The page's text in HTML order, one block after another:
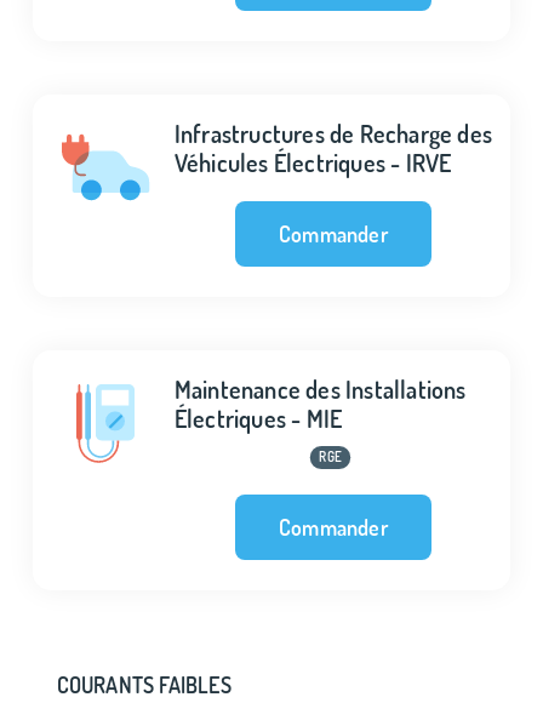
Infrastructures de Recharge des
Véhicules Électriques - IRVE
Commander
Maintenance des Installations
Électriques - MIE
RGE
Commander
COURANTS FAIBLES